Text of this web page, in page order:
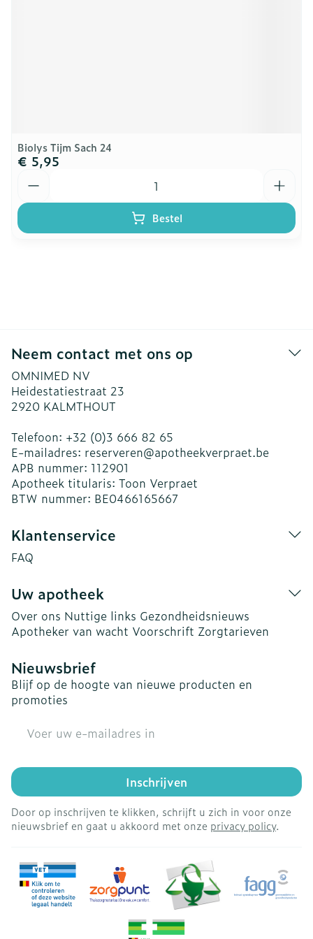
Biolys Tijm Sach 24
€ 5,95
Bestel
Neem contact met ons op
OMNIMED NV
Heidestatiestraat 23
2920 KALMTHOUT
Telefoon: +32 (0)3 666 82 65
E-mailadres: reserveren@apotheekverpraet.be
APB nummer: 112901
Apotheek titularis: Toon Verpraet
BTW nummer: BE0466165667
Klantenservice
FAQ
Uw apotheek
Over ons Nuttige links Gezondheidsnieuws
Apotheker van wacht Voorschrift Zorgtarieven
Nieuwsbrief
Blijf op de hoogte van nieuwe producten en
promoties
Inschrijven
Door op inschrijven te klikken, schrijft u zich in voor onze
nieuwsbrief en gaat u akkoord met onze privacy policy.